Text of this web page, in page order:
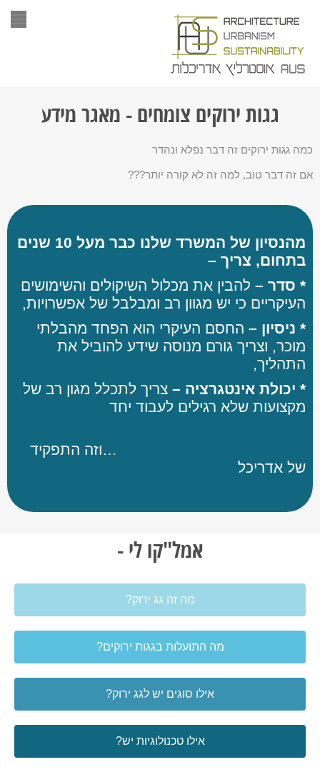
גגות ירוקים צומחים - מאגר מידע
כמה גגות ירוקים זה דבר נפלא ונהדר
אם זה דבר טוב, למה זה לא קורה יותר???
מהנסיון של המשרד שלנו כבר מעל 10 שנים
בתחום, צריך –
* סדר – להבין את מכלול השיקולים והשימושים
העיקריים כי יש מגוון רב ומבלבל של אפשרויות,
* ניסיון – החסם העיקרי הוא הפחד מהבלתי
מוכר, וצריך גורם מנוסה שידע להוביל את
התהליך,
* יכולת אינטגרציה – צריך לתכלל מגון רב של
מקצועות שלא רגילים לעבוד יחד
…וזה התפקיד
של אדריכל
אמל"קו לי -
מה זה גג ירוק?
מה התועלות בגגות ירוקים?
אילו סוגים יש לגג ירוק?
אילו טכנולוגיות יש?